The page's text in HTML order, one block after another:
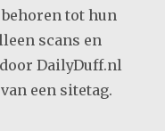
tot hun
scans en
DailyDuff.nl
een sitetag.